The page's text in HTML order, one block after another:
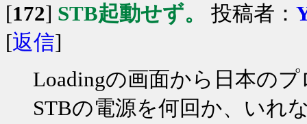
[172] STB起動せず。 投稿者：
[返信]
Loadingの画面から日本の
STBの電源を何回か、いれ